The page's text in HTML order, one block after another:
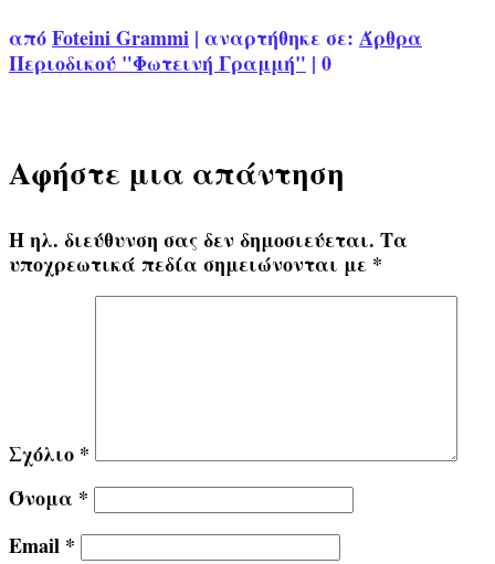
απόFoteini Grammi | αναρτήθηκε σε: Άρθρα
Περιοδικού "Φωτεινή Γραμμή" | 0
Αφήστε μια απάντηση
Η ηλ. διεύθυνση σας δεν δημοσιεύεται. Τα
υποχρεωτικά πεδία σημειώνονται με *
Σχόλιο *
Όνομα *
Email *